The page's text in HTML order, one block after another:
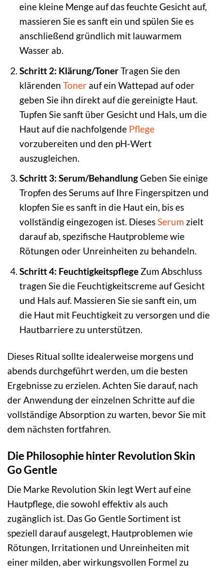
eine kleine Menge auf das feuchte Gesicht auf,
massieren Sie es sanft ein und spülen Sie es
anschließend gründlich mit lauwarmem
Wasser ab.
Schritt 2: Klärung/TonerTragen Sie den
klärenden Tonerauf ein Wattepad auf oder
geben Sie ihn direkt auf die gereinigte Haut.
Tupfen Sie sanft über Gesicht und Hals, um die
Haut auf die nachfolgende Pflege
vorzubereiten und den pH-Wert
auszugleichen.
Schritt 3: Serum/BehandlungGeben Sie einige
Tropfen des Serums auf Ihre Fingerspitzen und
klopfen Sie es sanft in die Haut ein, bis es
vollständig eingezogen ist. DiesesSerum zielt
darauf ab, spezifische Hautprobleme wie
Rötungen oder Unreinheiten zu behandeln.
Schritt 4: FeuchtigkeitspflegeZum Abschluss
tragen Sie die Feuchtigkeitscreme auf Gesicht
und Hals auf. Massieren Sie sie sanft ein, um
die Haut mit Feuchtigkeit zu versorgen und die
Hautbarriere zu unterstützen.
Dieses Ritual sollte idealerweise morgens und
abends durchgeführt werden, um die besten
Ergebnisse zu erzielen. Achten Sie darauf, nach
der Anwendung der einzelnen Schritte auf die
vollständige Absorption zu warten, bevor Sie mit
dem nächsten fortfahren.
Die Philosophie hinter Revolution Skin
Go Gentle
Die Marke Revolution Skin legt Wert auf eine
Hautpflege, die sowohl effektiv als auch
zugänglich ist. Das Go Gentle Sortiment ist
speziell darauf ausgelegt, Hautproblemen wie
Rötungen, Irritationen und Unreinheiten mit
einer milden, aber wirkungsvollen Formel zu